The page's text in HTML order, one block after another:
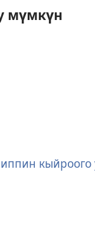
мүмкүн
кыйроого